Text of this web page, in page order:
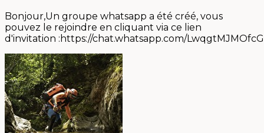
Bonjour,Un groupe whatsapp a été créé, vous
pouvez le rejoindre en cliquant via ce lien
d'invitation :https://chat.whatsapp.com/